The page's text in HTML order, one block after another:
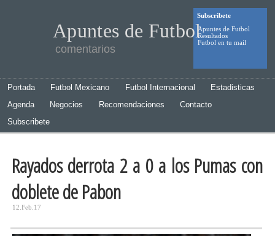
Subscribete
Apuntes de Futbol
Resultados
Futbol en tu mail
Apuntes de Futbol
comentarios
Portada Futbol Mexicano Futbol Internacional
Estadisticas
Agenda
Negocios Recomendaciones
Contacto
Subscribete
Rayados derrota 2 a 0 a los Pumas con
doblete de Pabon
12.Feb.17